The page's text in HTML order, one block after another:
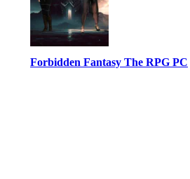
Forbidden Fantasy The RPG PC